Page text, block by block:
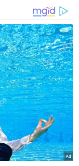
Klik di sini!